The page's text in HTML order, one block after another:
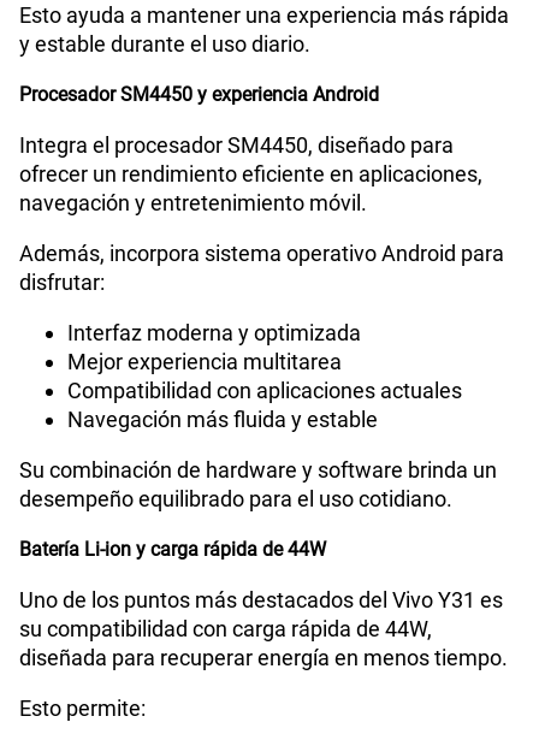
Esto ayuda a mantener una experiencia más rápida
y estable durante el uso diario.
Procesador SM4450 y experiencia Android
Integra el procesador SM4450, diseñado para
ofrecer un rendimiento eficiente en aplicaciones,
navegación y entretenimiento móvil.
Además, incorpora sistema operativo Android para
disfrutar:
Interfaz moderna y optimizada
Mejor experiencia multitarea
Compatibilidad con aplicaciones actuales
Navegación más fluida y estable
Su combinación de hardware y software brinda un
desempeño equilibrado para el uso cotidiano.
Batería Li-ion y carga rápida de 44W
Uno de los puntos más destacados del Vivo Y31 es
su compatibilidad con carga rápida de 44W,
diseñada para recuperar energía en menos tiempo.
Esto permite: